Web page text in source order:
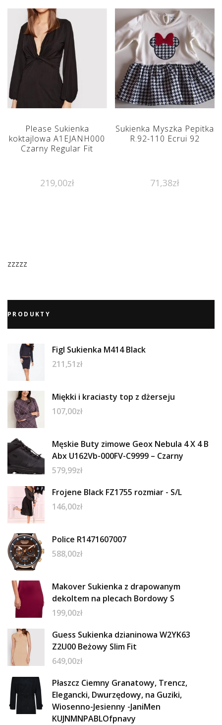
Please Sukienka
koktajlowa A1EJANH000
Czarny Regular Fit
219,00zł
Sukienka Myszka Pepitka
R.92-110 Ecrui 92
71,38zł
zzzzz
PRODUKTY
Figl Sukienka M414 Black
211,51zł
Miękki i kraciasty top z dżerseju
107,00zł
Męskie Buty zimowe Geox Nebula 4 X 4 B
Abx U162Vb-000FV-C9999 – Czarny
579,99zł
Frojene Black FZ1755 rozmiar - S/L
146,00zł
Police R1471607007
588,00zł
Makover Sukienka z drapowanym
dekoltem na plecach Bordowy S
199,00zł
Guess Sukienka dzianinowa W2YK63
Z2U00 Beżowy Slim Fit
649,00zł
Płaszcz Ciemny Granatowy, Trencz,
Elegancki, Dwurzędowy, na Guziki,
Wiosenno-Jesienny -JaniMen
KUJNMNPABLOfpnavy